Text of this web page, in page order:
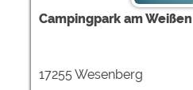
Campingpark am
17255 Wesenberg